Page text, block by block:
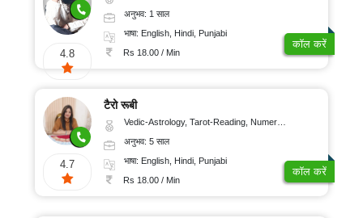
4.8
अनुभव: 1 साल
भाषा: English, Hindi, Punjabi
Rs 18.00 / Min
कॉल करें
4.7
टैरो रूबी
Vedic-Astrology, Tarot-Reading, Numerology
अनुभव: 5 साल
भाषा: English, Hindi, Punjabi
Rs 18.00 / Min
कॉल करें